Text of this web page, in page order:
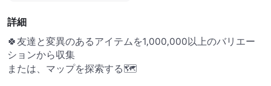
詳細
🍀友達と変異のあるアイテムを1,000,000以上のバリエー
ションから収集
または、マップを探索する🗺️